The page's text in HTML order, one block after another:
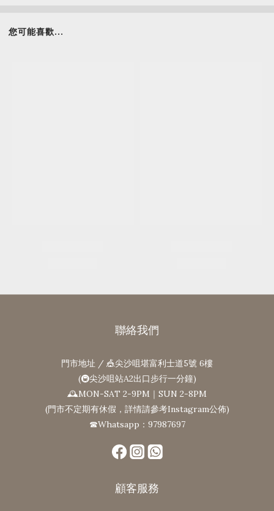
您可能喜歡...
聯絡我們
門市地址 / 🎪尖沙咀堪富利士道5號 6樓
(🚇尖沙咀站A2出口步行一分鐘)
🕰MON-SAT 2-9PM｜SUN 2-8PM
(門市不定期有休假，詳情請參考Instagram公佈)
☎Whatsapp：97987697
顧客服務